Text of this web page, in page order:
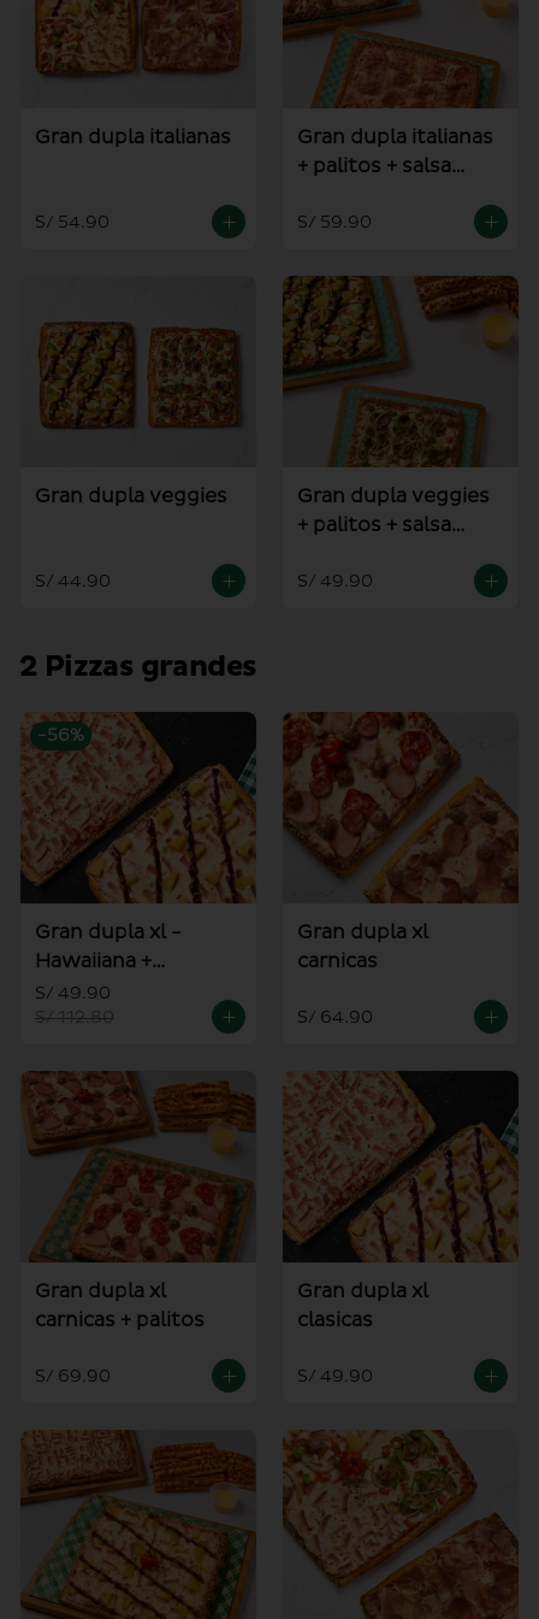
Gran dupla italianas
S/ 54.90
Gran dupla italianas
+ palitos + salsa
S/ 59.90
Gran dupla veggies
S/ 44.90
Gran dupla veggies
+ palitos + salsa
S/ 49.90
2 Pizzas grandes
-56%
Gran dupla xl -
Hawaiiana +
Americana
S/ 49.90
S/ 112.80
Gran dupla xl
carnicas
S/ 64.90
Gran dupla xl
carnicas + palitos
S/ 69.90
Gran dupla xl
clasicas
S/ 49.90